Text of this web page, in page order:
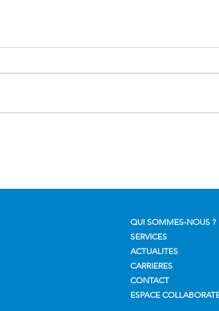
QUI SOMMES-NOUS ?
SERVICES
ACTUALITES
CARRIERES
CONTACT
ESPACE